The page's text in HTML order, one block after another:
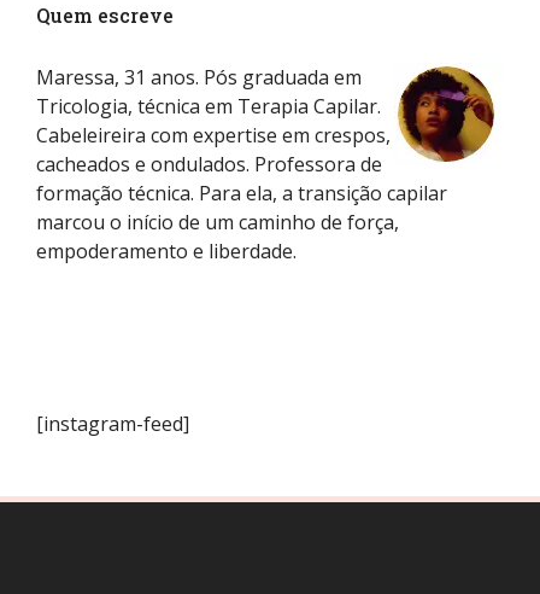
Quem escreve
Maressa, 31 anos. Pós graduada em
Tricologia, técnica em Terapia Capilar.
Cabeleireira com expertise em crespos,
cacheados e ondulados. Professora de
formação técnica. Para ela, a transição capilar
marcou o início de um caminho de força,
empoderamento e liberdade.
[instagram-feed]